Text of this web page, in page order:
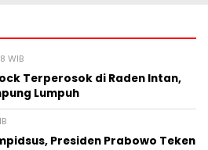
WIB
Terperosok di Raden Intan,
Lumpuh
Presiden Prabowo Teken